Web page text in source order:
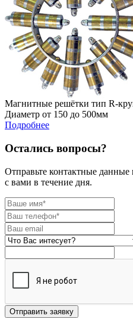
Магнитные решётки тип R-
Диаметр от 150 до 500мм
Подробнее
Остались вопросы?
Отправьте контактные
с вами в течение дня.
Отправить заявку